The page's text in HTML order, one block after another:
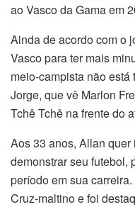
ao Vasco da Gama em
Ainda de acordo com o
Vasco para ter mais
meio-campista não
Jorge, que vê Marlon
Tchê Tchê na frente do
Aos 33 anos, Allan
demonstrar seu futebol,
período em sua
Cruz-maltino e foi